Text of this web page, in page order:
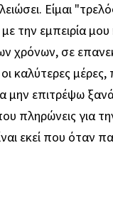
Είμαι
εμπειρία μου
χρόνων, σε
καλύτερες μέρες,
μην επιτρέψω
πληρώνεις για
εκεί που όταν